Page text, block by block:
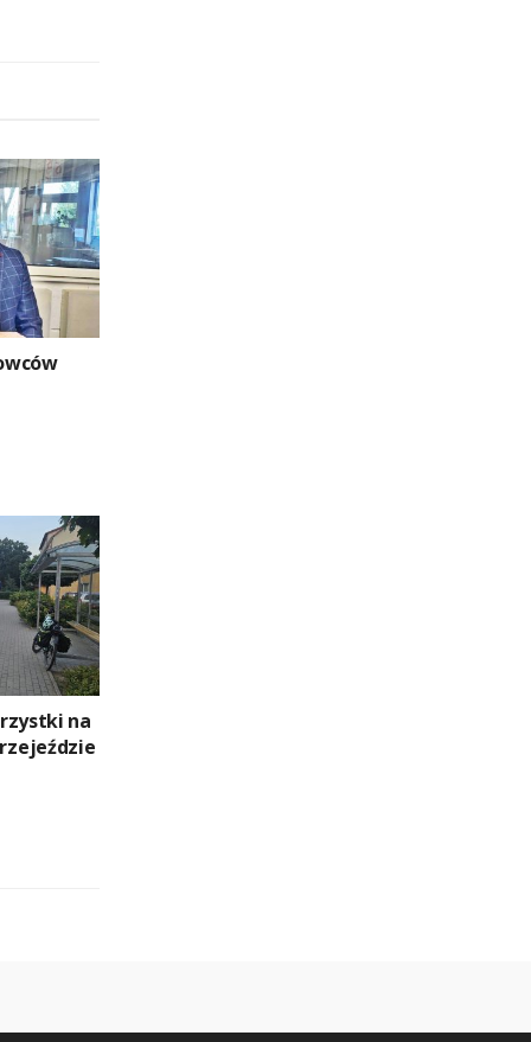
na